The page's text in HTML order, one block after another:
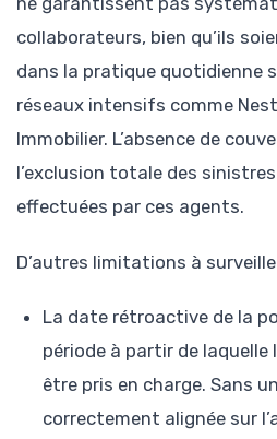
collaborateurs, bien qu’ils
dans la pratique quotidienne
réseaux intensifs comme
Immobilier. L’absence de
l’exclusion totale des
effectuées par ces agents.
D’autres limitations à
La date rétroactive de la
période à partir de
être pris en charge. Sans
correctement alignée sur